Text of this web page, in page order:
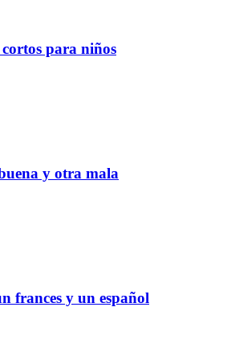
cortos para niños
y otra mala
frances y un español